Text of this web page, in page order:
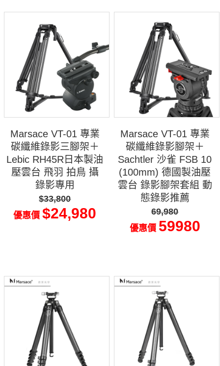
Marsace VT-01 專業
碳纖維錄影三腳架＋
Lebic RH45R日本製油
壓雲台 飛羽 拍鳥 攝
錄影專用
$33,800
優惠價$24,980
Marsace VT-01 專業
碳纖維錄影腳架＋
Sachtler 沙雀 FSB 10
(100mm) 德國製油壓
雲台 錄影腳架套組 動
態錄影推薦
69,980
優惠價 59980